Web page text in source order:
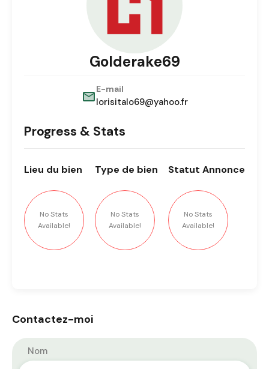
Golderake69
E-mail
lorisitalo69@yahoo.fr
Progress & Stats
Lieu du bien
No Stats
Available!
Type de bien
No Stats
Available!
Statut Annonce
No Stats
Available!
Contactez-moi
Nom